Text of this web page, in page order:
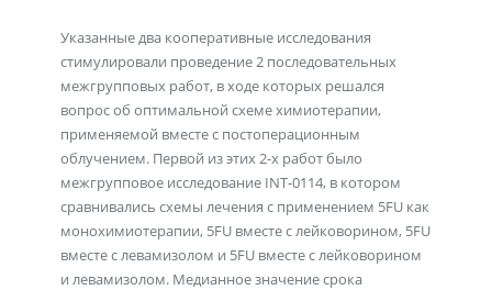
Указанные два кооперативные исследования
стимулировали проведение 2 последовательных
межгрупповых работ, в ходе которых решался
вопрос об оптимальной схеме химиотерапии,
применяемой вместе с постоперационным
облучением. Первой из этих 2-х работ было
межгрупповое исследование INT-0114, в котором
сравнивались схемы лечения с применением 5FU как
монохимиотерапии, 5FU вместе с лейковорином, 5FU
вместе с левамизолом и 5FU вместе с лейковорином
и левамизолом. Медианное значение срока